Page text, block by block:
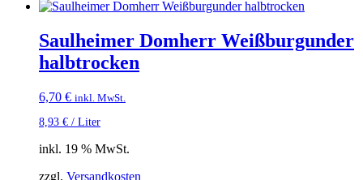
Saulheimer Domherr Weißburgunder
halbtrocken
6,70 € inkl. MwSt.
8,93 € / Liter
inkl. 19 % MwSt.
zzgl. Versandkosten